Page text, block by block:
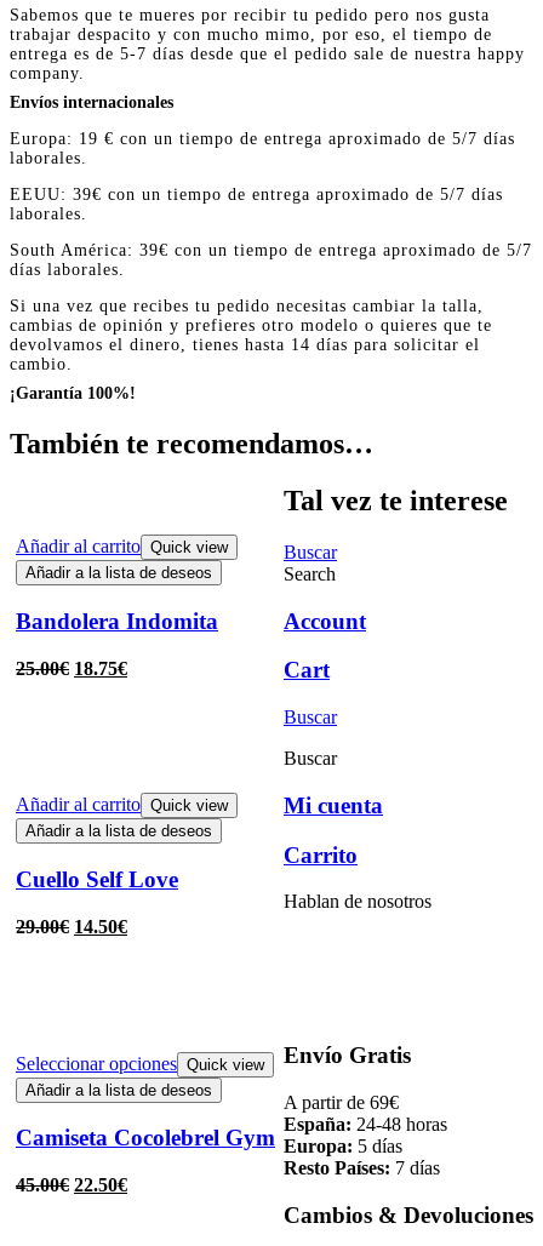
Sabemos que te mueres por recibir tu pedido pero nos gusta
trabajar despacito y con mucho mimo, por eso, el tiempo de
entrega es de 5-7 días desde que el pedido sale de nuestra happy
company.
Envíos internacionales
Europa: 19 € con un tiempo de entrega aproximado de 5/7 días
laborales.
EEUU: 39€ con un tiempo de entrega aproximado de 5/7 días
laborales.
South América: 39€ con un tiempo de entrega aproximado de 5/7
días laborales.
Si una vez que recibes tu pedido necesitas cambiar la talla,
cambias de opinión y prefieres otro modelo o quieres que te
devolvamos el dinero, tienes hasta 14 días para solicitar el
cambio.
¡Garantía 100%!
También te recomendamos…
Añadir al carrito Quick view
Añadir a la lista de deseos
Bandolera Indomita
25.00€ 18.75€
Tal vez te interese
Añadir al carrito Quick view
Añadir a la lista de deseos
Cuello Self Love
29.00€ 14.50€
Seleccionar opciones Quick view
Añadir a la lista de deseos
Camiseta Cocolebrel Gym
45.00€ 22.50€
Buscar
Search
Account
Cart
Buscar
Buscar
Mi cuenta
Carrito
Hablan de nosotros
Envío Gratis
A partir de 69€
España: 24-48 horas
Europa: 5 días
Resto Países: 7 días
Cambios & Devoluciones